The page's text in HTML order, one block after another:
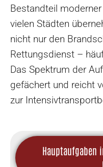
Bestandteil
vielen Städten
nicht nur den
Rettungsdienst –
Das Spektrum der
gefächert und reicht
zur
Hauptaufgaben